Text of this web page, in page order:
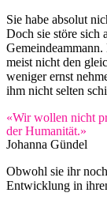
Sie habe absolut
Doch sie störe sich
meist nicht den
weniger ernst
ihm nicht selten
«Wir wollen nicht
der Humanität.»
Johanna Gündel
Obwohl sie ihr
Entwicklung in